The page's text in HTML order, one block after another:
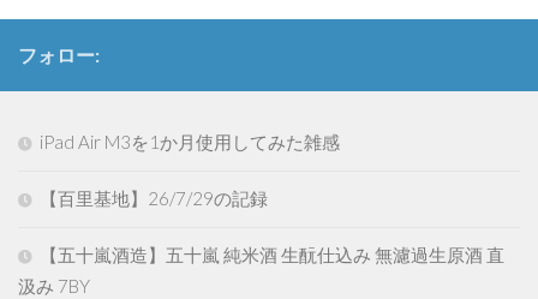
フォロー:
iPad Air M3を1か月使用してみた雑感
【百里基地】26/7/29の記録
【五十嵐酒造】五十嵐 純米酒 生酛仕込み 無濾過生原酒 直
汲み 7BY